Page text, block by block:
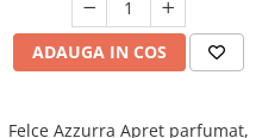
ADAUGA IN COS
Felce Azzurra Apret parfumat,